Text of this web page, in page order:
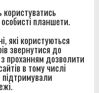
планшети.
які користуються
звернутися до
з проханням дозволити
в тому числі
підтримували